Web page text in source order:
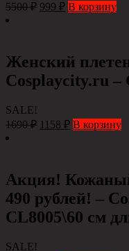
5500₽ 999 ₽ В корзину
Женский
Cosplaycity.ru –
SALE!
1690₽ 1158 ₽ В корзину
Акция!
490 рублей! –
CL8005\60 см
SALE!